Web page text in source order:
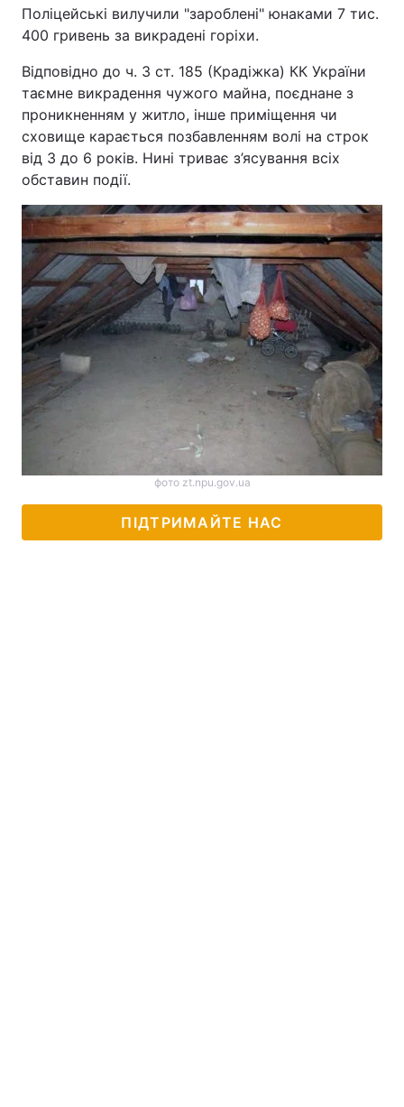
Поліцейські вилучили "зароблені" юнаками 7 тис.
400 гривень за викрадені горіхи.
Відповідно до ч. 3 ст. 185 (Крадіжка) КК України
таємне викрадення чужого майна, поєднане з
проникненням у житло, інше приміщення чи
сховище карається позбавленням волі на строк
від 3 до 6 років. Нині триває з’ясування всіх
обставин події.
фото zt.npu.gov.ua
ПІДТРИМАЙТЕ НАС